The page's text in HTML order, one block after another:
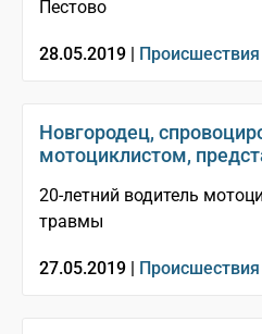
Пестово
28.05.2019 | Происшествия
Новгородец,
мотоциклистом,
20-летний водитель
травмы
27.05.2019 | Происшествия